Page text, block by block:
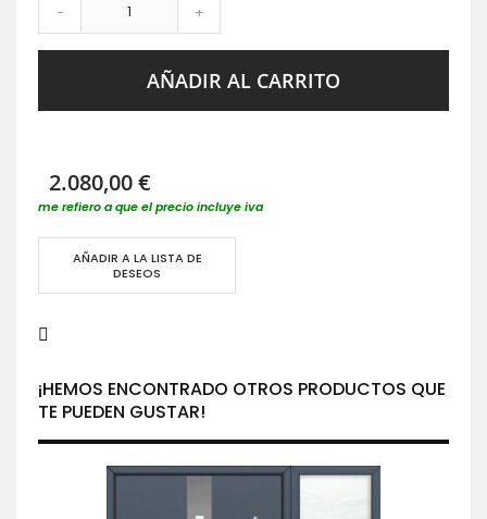
- +
AÑADIR AL CARRITO
2.080,00 €
me refiero a que el precio incluye iva
AÑADIR A LA LISTA DE
DESEOS
¡HEMOS ENCONTRADO OTROS PRODUCTOS QUE
TE PUEDEN GUSTAR!